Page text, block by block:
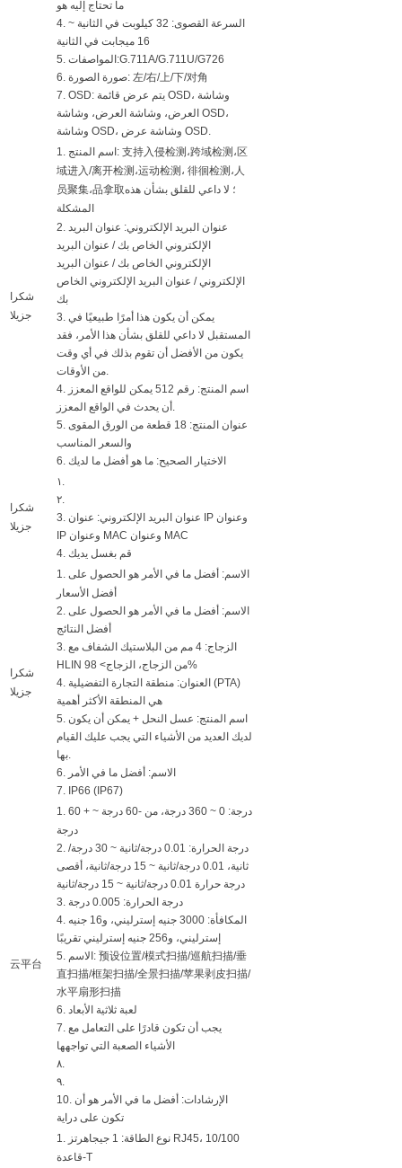
ما تحتاج إليه هو
4. السرعة القصوى: 32 كيلوبت في الثانية ~
16 ميجابت في الثانية
5. المواصفات:G.711A/G.711U/G726
6. صورة الصورة: 左/右/上/下/对角
7. OSD: يتم عرض قائمة OSD، وشاشة
العرض، وشاشة العرض، وشاشة OSD،
وشاشة OSD، وشاشة عرض OSD.
شكرا
جزيلا
1. اسم المنتج: 支持入侵检测،跨域检测،区
域进入/离开检测،运动检测، 徘徊检测،人
员聚集،品拿取؛ لا داعي للقلق بشأن هذه
المشكلة
2. عنوان البريد الإلكتروني: عنوان البريد
الإلكتروني الخاص بك / عنوان البريد
الإلكتروني الخاص بك / عنوان البريد
الإلكتروني / عنوان البريد الإلكتروني الخاص
بك
3. يمكن أن يكون هذا أمرًا طبيعيًا في
المستقبل لا داعي للقلق بشأن هذا الأمر، فقد
يكون من الأفضل أن تقوم بذلك في أي وقت
من الأوقات.
4. اسم المنتج: رقم 512 يمكن للواقع المعزز
أن يحدث في الواقع المعزز.
5. عنوان المنتج: 18 قطعة من الورق المقوى
والسعر المناسب
6. الاختيار الصحيح: ما هو أفضل ما لديك
شكرا
جزيلا
١.
٢.
3. عنوان البريد الإلكتروني: عنوان IP وعنوان
IP وعنوان MAC وعنوان MAC
4. قم بغسل يديك
شكرا
جزيلا
1. الاسم: أفضل ما في الأمر هو الحصول على
أفضل الأسعار
2. الاسم: أفضل ما في الأمر هو الحصول على
أفضل النتائج
3. الزجاج: 4 مم من البلاستيك الشفاف مع
HLIN من الزجاج، الزجاج> 98%
4. العنوان: منطقة التجارة التفضيلية (PTA)
هي المنطقة الأكثر أهمية
5. اسم المنتج: عسل النحل + يمكن أن يكون
لديك العديد من الأشياء التي يجب عليك القيام
بها.
6. الاسم: أفضل ما في الأمر
7. IP66 (IP67)
云平台
1. درجة: 0 ~ 360 درجة، من -60 درجة ~ + 60
درجة
2. درجة الحرارة: 0.01 درجة/ثانية ~ 30 درجة/
ثانية، 0.01 درجة/ثانية ~ 15 درجة/ثانية، أقصى
درجة حرارة 0.01 درجة/ثانية ~ 15 درجة/ثانية
3. درجة الحرارة: 0.005 درجة
4. المكافأة: 3000 جنيه إسترليني، و16 جنيه
إسترليني، و256 جنيه إسترليني تقريبًا
5. الاسم: 预设位置/模式扫描/巡航扫描/垂
直扫描/框架扫描/全景扫描/苹果剥皮扫描/
水平扇形扫描
6. لعبة ثلاثية الأبعاد
7. يجب أن تكون قادرًا على التعامل مع
الأشياء الصعبة التي تواجهها
٨.
٩.
10. الإرشادات: أفضل ما في الأمر هو أن
تكون على دراية
1. نوع الطاقة: 1 جيجاهرتز RJ45، 10/100
قاعدة-T